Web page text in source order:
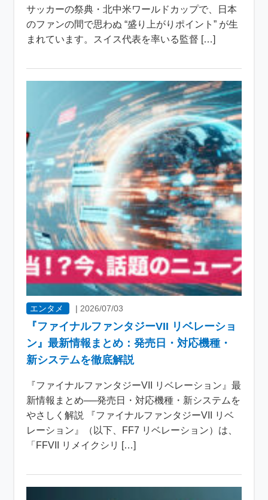
サッカーの祭典・北中米ワールドカップで、日本
のファンの間で思わぬ “盛り上がりポイント” が生
まれています。スイス代表を率いる監督 […]
エンタメ | 2026/07/03
『ファイナルファンタジーVII リベレーショ
ン』最新情報まとめ：発売日・対応機種・
新システムを徹底解説
『ファイナルファンタジーVII リベレーション』最
新情報まとめ──発売日・対応機種・新システムを
やさしく解説 『ファイナルファンタジーVII リベ
レーション』（以下、FF7 リベレーション）は、
「FFVII リメイクシリ […]